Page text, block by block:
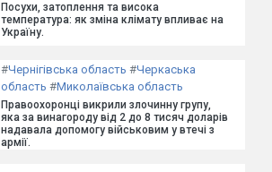
Посухи, затоплення та висока
температура: як зміна клімату впливає на
Україну.
#Чернігівська область #Черкаська
область #Миколаївська область
Правоохоронці викрили злочинну групу,
яка за винагороду від 2 до 8 тисяч доларів
надавала допомогу військовим у втечі з
армії.